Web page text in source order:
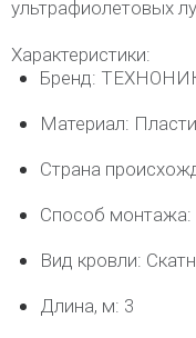
ультрафиолетовых
Характеристики:
Бренд:
Материал:
Страна
Способ монтажа:
Вид кровли:
Длина, м: 3